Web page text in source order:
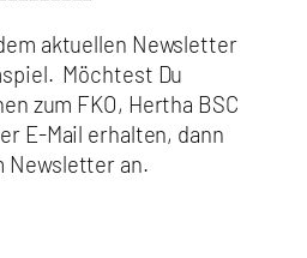
aktuellen Newsletter
Möchtest Du
zum FKO, Hertha BSC
E-Mail erhalten, dann
Newsletter an.